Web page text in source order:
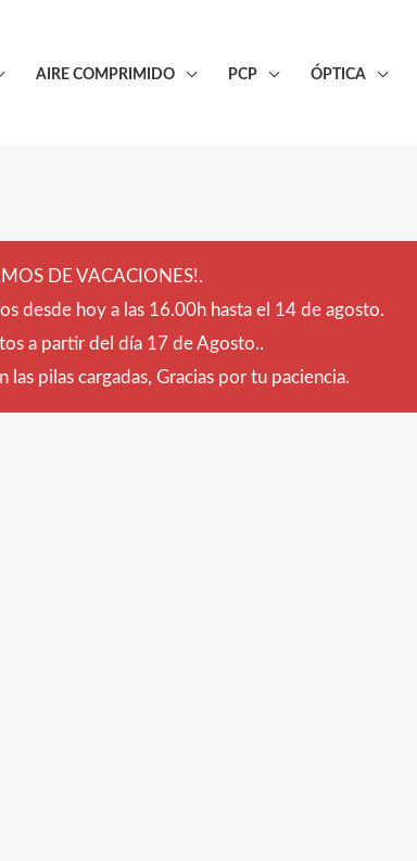
AIRE COMPRIMIDO PCP ÓPTICA
DE VACACIONES!.
desde hoy a las 16.00h hasta el 14 de agosto.
a partir del día 17 de Agosto..
pilas cargadas, Gracias por tu paciencia.